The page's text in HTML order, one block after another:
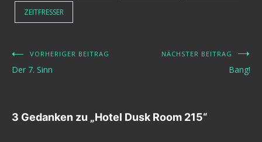
ZEITFRESSER
Beitragsnavigation
VORHERIGER BEITRAG
Der 7. Sinn
NÄCHSTER BEITRAG
Bang!
3 Gedanken zu „Hotel Dusk Room 215“